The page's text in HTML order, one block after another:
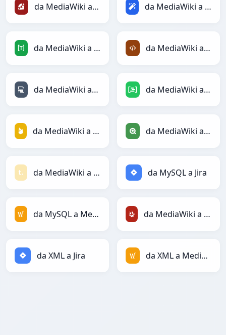
da MediaWiki a Ruby da MediaWiki a Magic
da MediaWiki a TOML da MediaWiki a XML
da MediaWiki a YAML da MediaWiki a DAX
da MediaWiki a Firebase da MediaWiki a Qlik
da MediaWiki a Textile da MySQL a Jira
da MySQL a MediaWiki da MediaWiki a TracWiki
da XML a Jira da XML a MediaWiki